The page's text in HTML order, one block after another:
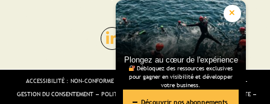
Plongez au cœur de l'expérience
Débloquez des ressources exclusives
pour gagner en visibilité et développer
votre business.
Découvrir nos abonnements
ACCESSIBILITÉ : NON-CONFORME MENTIONS LÉGALES
GESTION DES COOKIES
GESTION DU CONSENTEMENT
POLITIQUE DE CONFIDENTIALITÉ
PLAN DU SITE